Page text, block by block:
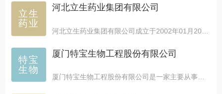
立生
药业
河北立生药业集团有限公司
特宝
生物
厦门特宝生物工程股份有限公司
厦门特宝生物工程股份有限公司是一家主要从事重组蛋白质...